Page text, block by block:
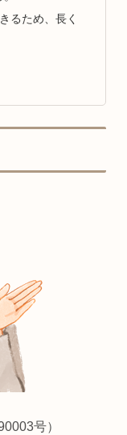
るため、長く
号）